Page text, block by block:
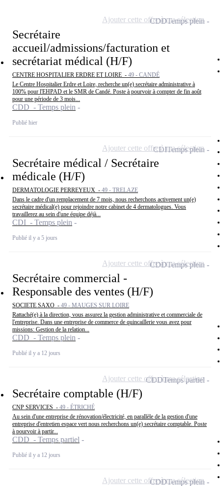
Secrétaire
accueil/admissions/facturation et
secrétariat médical (H/F)
CENTRE HOSPITALIER ERDRE ET LOIRE - 49 - CANDÉ
Le Centre Hospitalier Erdre et Loire, recherche un(e) secrétaire administrative à
100% pour l'EHPAD et le SMR de Candé. Poste à pourvoir à compter de fin août
pour une période de 3 mois...
CDD - Temps plein
Publié hier
CDDTemps plein
Ajouter cette offre à ma sélection
Secrétaire médical / Secrétaire
médicale (H/F)
DERMATOLOGIE PERREYEUX - 49 - TRELAZE
Dans le cadre d'un remplacement de 7 mois, nous recherchons activement un(e)
secrétaire médical(e) pour rejoindre notre cabinet de 4 dermatologues. Vous
travaillerez au sein d'une équipe déjà...
CDI - Temps plein
Publié il y a 5 jours
CDITemps plein
Ajouter cette offre à ma sélection
Secrétaire commercial -
Responsable des ventes (H/F)
SOCIETE SAXO - 49 - MAUGES SUR LOIRE
Rattaché(e) à la direction, vous assurez la gestion administrative et commerciale de
l'entreprise. Dans une entreprise de commerce de quincaillerie vous avez pour
missions: Gestion de la relation...
CDD - Temps plein
Publié il y a 12 jours
CDDTemps plein
Ajouter cette offre à ma sélection
Secrétaire comptable (H/F)
CNP SERVICES - 49 - ÉTRICHÉ
Au sein d'une entreprise de rénovation/électricité, en parallèle de la gestion d'une
entreprise d'entretien espace vert nous recherchons un(e) secrétaire comptable. Poste
à pourvoir à partir...
CDD - Temps partiel
Publié il y a 12 jours
CDDTemps partiel
Ajouter cette offre à ma sélection
CDDTemps plein
Ajouter cette offre à ma sélection